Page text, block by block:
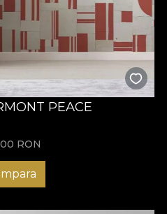
PEACE
RON